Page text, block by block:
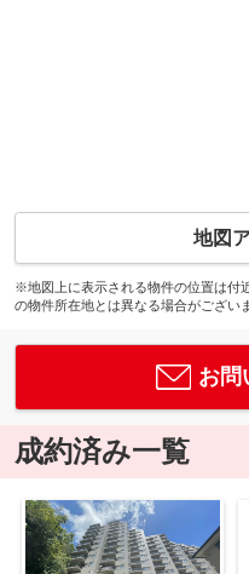
地図
※地図上に表示される物件の位置は付
の物件所在地とは異なる場合がござい
お問
成約済み一覧